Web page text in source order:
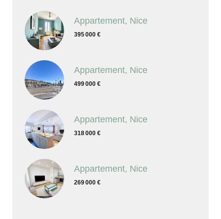
Appartement, Nice
395 000 €
Appartement, Nice
499 000 €
Appartement, Nice
318 000 €
Appartement, Nice
269 000 €